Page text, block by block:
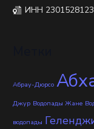
ИНН
Абрау-Дюрсо
Джур Водопады Жане
водопады